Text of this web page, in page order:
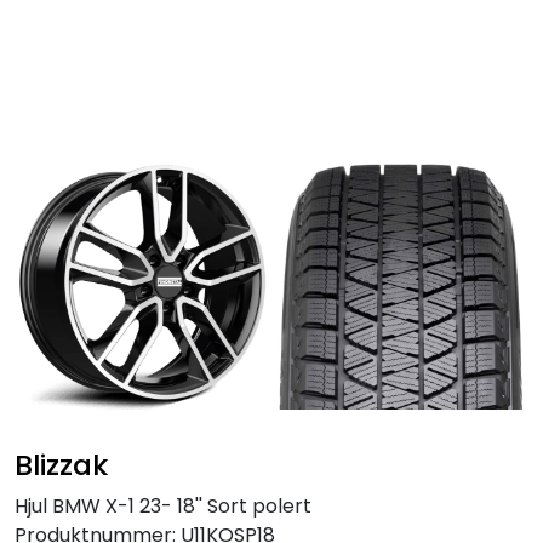
Blizzak
Hjul BMW X-1 23- 18'' Sort polert
Produktnummer: U11KOSP18
Hjulpakker
Felger
Lastebil
Buss
Anlegg